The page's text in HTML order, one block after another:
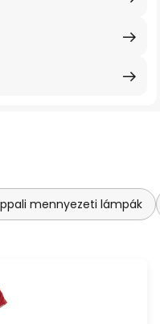
mennyezeti lámpák